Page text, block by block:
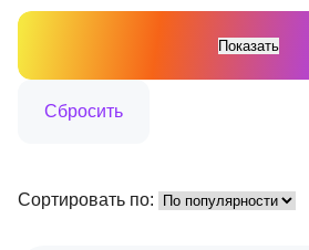
Сортировать по: